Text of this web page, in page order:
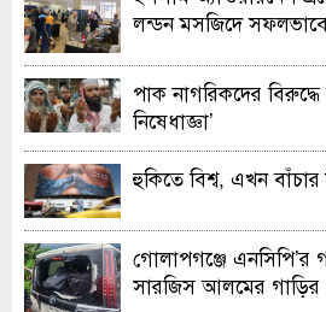
লন্ডন মসজিদে
পাক নাগরিকদের
নিষেধাজ্ঞা’
হুকিতে বিশ্ব, এখন
গোলাপগঞ্জে এনসিপি’র
সারজিস আলমের গাড়ির